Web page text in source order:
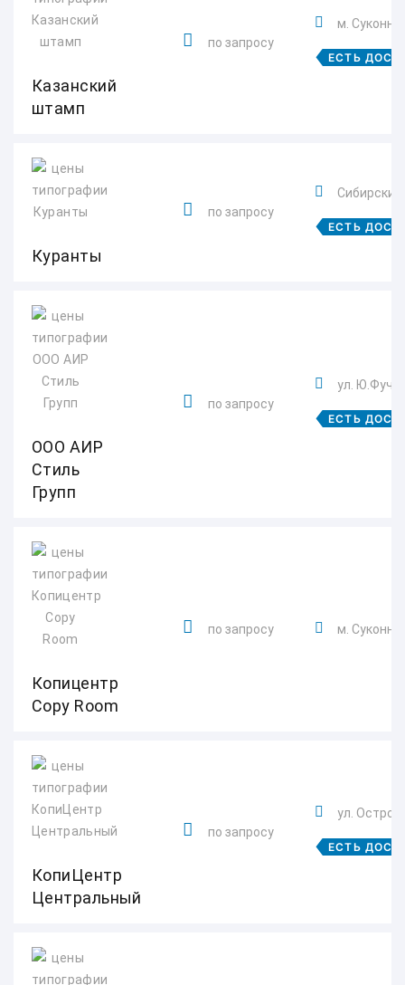
Казанский
штамп
по запросу
м.
ЕСТЬ
Куранты
по запросу
Сибирский
ЕСТЬ
ООО АИР
Стиль
Групп
по запросу
ул.
ЕСТЬ
Копицентр
Copy Room
по запросу м.
КопиЦентр
Центральный
по запросу
ул.
ЕСТЬ